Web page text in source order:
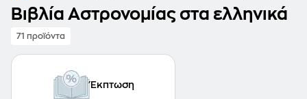
Βιβλία Αστρονομίας στα ελληνικά
71 προϊόντα
Έκπτωση